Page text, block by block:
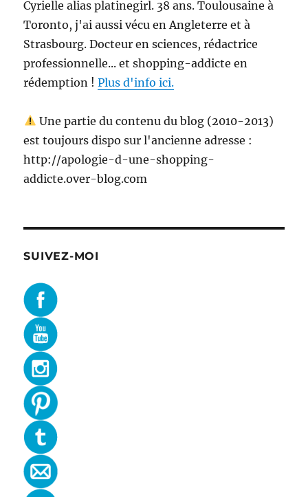
Cyrielle alias platinegirl. 38 ans. Toulousaine à
Toronto, j'ai aussi vécu en Angleterre et à
Strasbourg. Docteur en sciences, rédactrice
professionnelle... et shopping-addicte en
rédemption !Plus d'info ici.
Une partie du contenu du blog (2010-2013)
est toujours dispo sur l'ancienne adresse :
http://apologie-d-une-shopping-
addicte.over-blog.com
SUIVEZ-MOI